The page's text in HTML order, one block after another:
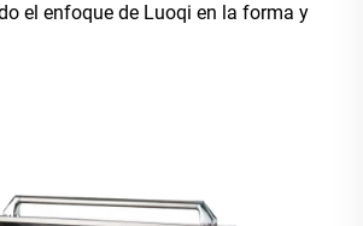
el enfoque de Luoqi en la forma y